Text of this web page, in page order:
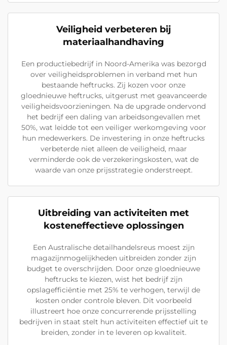
Veiligheid verbeteren bij
materiaalhandhaving
Een productiebedrijf in Noord-Amerika was bezorgd
over veiligheidsproblemen in verband met hun
bestaande heftrucks. Zij kozen voor onze
gloednieuwe heftrucks, uitgerust met geavanceerde
veiligheidsvoorzieningen. Na de upgrade ondervond
het bedrijf een daling van arbeidsongevallen met
50%, wat leidde tot een veiliger werkomgeving voor
hun medewerkers. De investering in onze heftrucks
verbeterde niet alleen de veiligheid, maar
verminderde ook de verzekeringskosten, wat de
waarde van onze prijsstrategie onderstreept.
Uitbreiding van activiteiten met
kosteneffectieve oplossingen
Een Australische detailhandelsreus moest zijn
magazijnmogelijkheden uitbreiden zonder zijn
budget te overschrijden. Door onze gloednieuwe
heftrucks te kiezen, wist het bedrijf zijn
opslagefficiëntie met 25% te verhogen, terwijl de
kosten onder controle bleven. Dit voorbeeld
illustreert hoe onze concurrerende prijsstelling
bedrijven in staat stelt hun activiteiten effectief uit te
breiden, zonder in te leveren op kwaliteit.